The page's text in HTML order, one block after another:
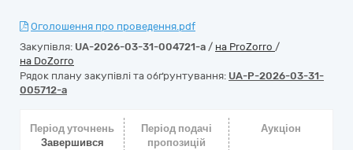
Оголошення про проведення.pdf
Закупівля: UA-2026-03-31-004721-a / на ProZorro /
на DoZorro
Рядок плану закупівлі та обґрунтування: UA-P-2026-03-31-
005712-a
Період уточнень
Завершився
Період подачі
пропозицій
Аукціон